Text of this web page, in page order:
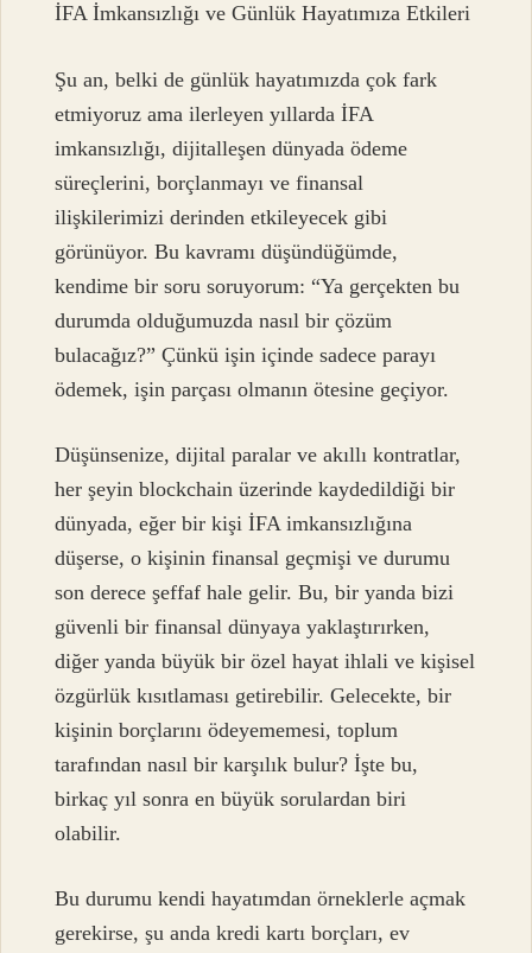
İFA İmkansızlığı ve Günlük Hayatımıza Etkileri
Şu an, belki de günlük hayatımızda çok fark
etmiyoruz ama ilerleyen yıllarda İFA
imkansızlığı, dijitalleşen dünyada ödeme
süreçlerini, borçlanmayı ve finansal
ilişkilerimizi derinden etkileyecek gibi
görünüyor. Bu kavramı düşündüğümde,
kendime bir soru soruyorum: “Ya gerçekten bu
durumda olduğumuzda nasıl bir çözüm
bulacağız?” Çünkü işin içinde sadece parayı
ödemek, işin parçası olmanın ötesine geçiyor.
Düşünsenize, dijital paralar ve akıllı kontratlar,
her şeyin blockchain üzerinde kaydedildiği bir
dünyada, eğer bir kişi İFA imkansızlığına
düşerse, o kişinin finansal geçmişi ve durumu
son derece şeffaf hale gelir. Bu, bir yanda bizi
güvenli bir finansal dünyaya yaklaştırırken,
diğer yanda büyük bir özel hayat ihlali ve kişisel
özgürlük kısıtlaması getirebilir. Gelecekte, bir
kişinin borçlarını ödeyememesi, toplum
tarafından nasıl bir karşılık bulur? İşte bu,
birkaç yıl sonra en büyük sorulardan biri
olabilir.
Bu durumu kendi hayatımdan örneklerle açmak
gerekirse, şu anda kredi kartı borçları, ev